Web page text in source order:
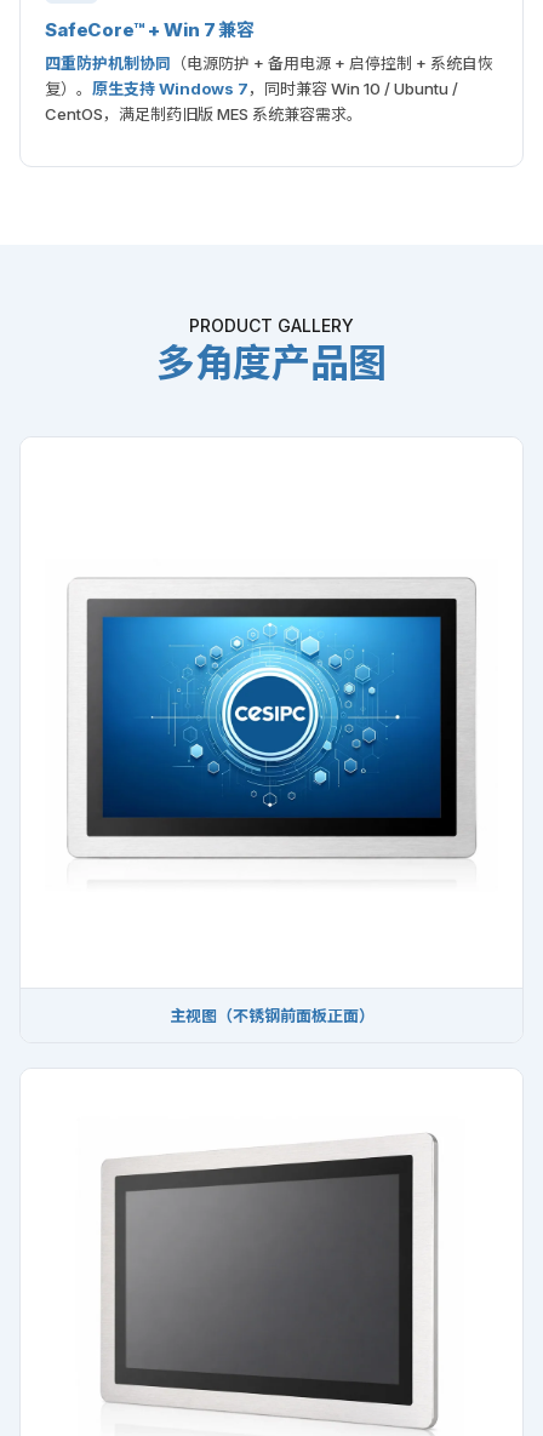
SafeCore™ + Win 7 兼容
四重防护机制协同 （电源防护 + 备用电源 + 启停控制 + 系统自恢
复）。 原生支持 Windows 7，同时兼容 Win 10 / Ubuntu /
CentOS，满足制药旧版 MES 系统兼容需求。
PRODUCT GALLERY
多角度产品图
主视图（不锈钢前面板正面）